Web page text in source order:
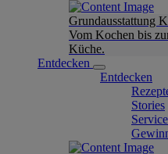
Grundausstattung
Vom Kochen bis
Küche.
Entdecken
Entdecken
Stories
Service